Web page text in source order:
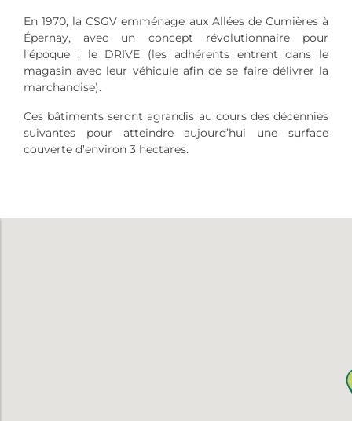
En 1970, la CSGV emménage aux Allées de Cumières à
Épernay, avec un concept révolutionnaire pour
l’époque : le DRIVE (les adhérents entrent dans le
magasin avec leur véhicule afin de se faire délivrer la
marchandise).
Ces bâtiments seront agrandis au cours des décennies
suivantes pour atteindre aujourd’hui une surface
couverte d’environ 3 hectares.